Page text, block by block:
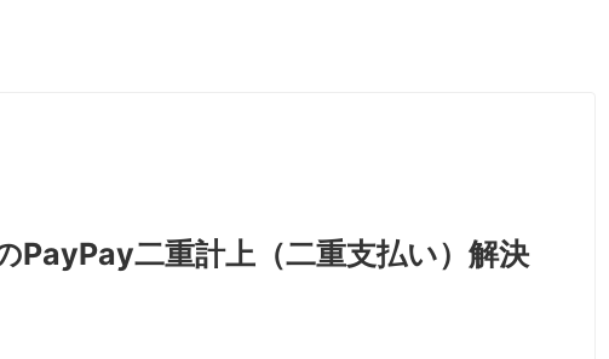
PayPay二重計上（二重支払い）解決